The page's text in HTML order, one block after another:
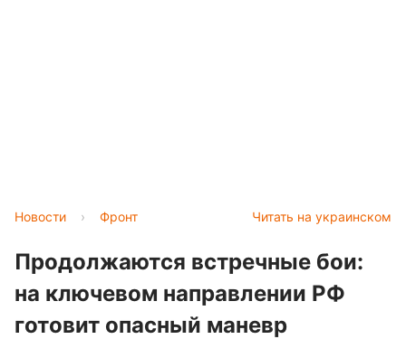
Читать на украинском
Новости › Фронт
Продолжаются встречные бои:
на ключевом направлении РФ
готовит опасный маневр